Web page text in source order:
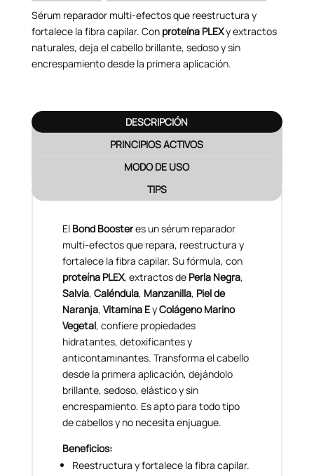
Sérum reparador multi-efectos que reestructura y
fortalece la fibra capilar. Con proteína PLEXy extractos
naturales, deja el cabello brillante, sedoso y sin
encrespamiento desde la primera aplicación.
DESCRIPCIÓN
PRINCIPIOS ACTIVOS
MODO DE USO
TIPS
El Bond Boosteres un sérum reparador
multi-efectos que repara, reestructura y
fortalece la fibra capilar. Su fórmula, con
proteína PLEX, extractos de Perla Negra,
Salvia, Caléndula, Manzanilla, Piel de
Naranja, Vitamina EyColágeno Marino
Vegetal, confiere propiedades
hidratantes, detoxificantes y
anticontaminantes. Transforma el cabello
desde la primera aplicación, dejándolo
brillante, sedoso, elástico y sin
encrespamiento. Es apto para todo tipo
de cabellos y no necesita enjuague.
Beneficios:
Reestructura y fortalece la fibra capilar.